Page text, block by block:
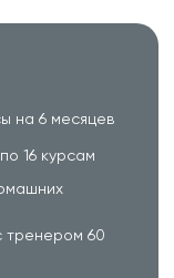
на 6 месяцев
16 курсам
тренером 60